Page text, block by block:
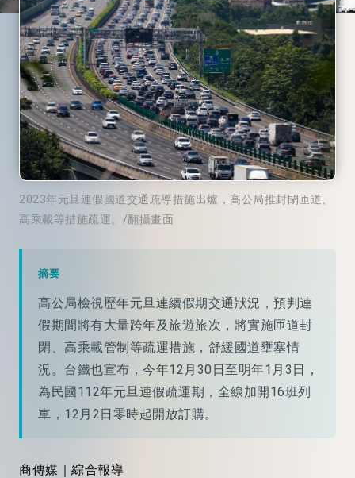
2023年元旦連假國道交通疏導措施出爐，高公局推封閉匝道、
高乘載等措施疏運。/翻攝畫面
摘要
高公局檢視歷年元旦連續假期交通狀況，預判連
假期間將有大量跨年及旅遊旅次，將實施匝道封
閉、高乘載管制等疏運措施，舒緩國道壅塞情
況。台鐵也宣布，今年12月30日至明年1月3日，
為民國112年元旦連假疏運期，全線加開16班列
車，12月2日零時起開放訂購。
商傳媒｜綜合報導